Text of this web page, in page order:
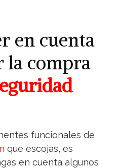
en cuenta
la compra
funcionales de
que escojas, es
en cuenta algunos